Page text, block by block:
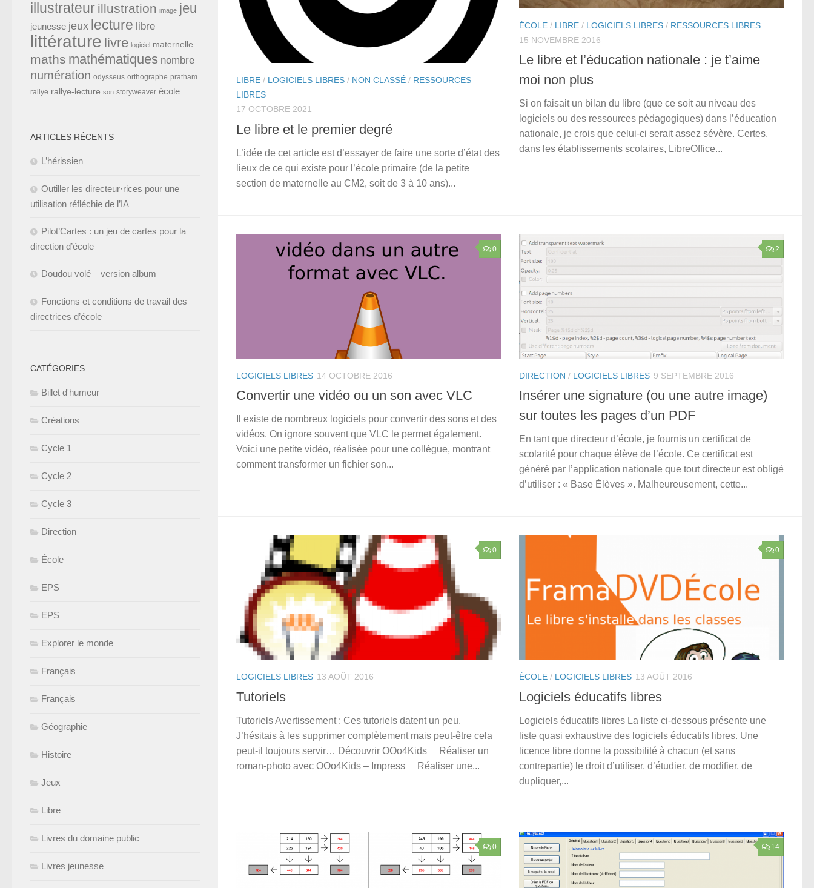
LIBRE / LOGICIELS LIBRES / NON CLASSÉ / RESSOURCES
LIBRES
17 OCTOBRE 2021
Le libre et le premier degré
L’idée de cet article est d’essayer de faire une sorte d’état des
lieux de ce qui existe pour l’école primaire (de la petite
section de maternelle au CM2, soit de 3 à 10 ans)...
ÉCOLE / LIBRE / LOGICIELS LIBRES / RESSOURCES LIBRES
15 NOVEMBRE 2016
Le libre et l’éducation nationale : je t’aime
moi non plus
Si on faisait un bilan du libre (que ce soit au niveau des
logiciels ou des ressources pédagogiques) dans l’éducation
nationale, je crois que celui-ci serait assez sévère. Certes,
dans les établissements scolaires, LibreOffice...
0
LOGICIELS LIBRES 14 OCTOBRE 2016
Convertir une vidéo ou un son avec VLC
Il existe de nombreux logiciels pour convertir des sons et des
vidéos. On ignore souvent que VLC le permet également.
Voici une petite vidéo, réalisée pour une collègue, montrant
comment transformer un fichier son...
2
DIRECTION / LOGICIELS LIBRES 9 SEPTEMBRE 2016
Insérer une signature (ou une autre image)
sur toutes les pages d’un PDF
En tant que directeur d’école, je fournis un certificat de
scolarité pour chaque élève de l’école. Ce certificat est
généré par l’application nationale que tout directeur est obligé
d’utiliser : « Base Élèves ». Malheureusement, cette...
0
LOGICIELS LIBRES 13 AOÛT 2016
Tutoriels
Tutoriels Avertissement : Ces tutoriels datent un peu.
J’hésitais à les supprimer complètement mais peut-être cela
peut-il toujours servir… Découvrir OOo4Kids Réaliser un
roman-photo avec OOo4Kids – Impress Réaliser une...
0
ÉCOLE / LOGICIELS LIBRES 13 AOÛT 2016
Logiciels éducatifs libres
Logiciels éducatifs libres La liste ci-dessous présente une
liste quasi exhaustive des logiciels éducatifs libres. Une
licence libre donne la possibilité à chacun (et sans
contrepartie) le droit d’utiliser, d’étudier, de modifier, de
dupliquer,...
0 14
illustrateur illustration image jeu
jeunesse jeux lecture libre
littérature livre logiciel maternelle
maths mathématiques nombre
numération odysseus orthographe pratham
rallye rallye-lecture son storyweaver école
ARTICLES RÉCENTS
L’hérissien
Outiller les directeur·rices pour une
utilisation réfléchie de l’IA
Pilot’Cartes : un jeu de cartes pour la
direction d’école
Doudou volé – version album
Fonctions et conditions de travail des
directrices d’école
CATÉGORIES
Billet d'humeur
Créations
Cycle 1
Cycle 2
Cycle 3
Direction
École
EPS
EPS
Explorer le monde
Français
Français
Géographie
Histoire
Jeux
Libre
Livres du domaine public
Livres jeunesse